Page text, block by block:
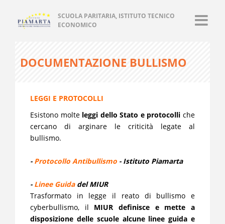
SCUOLA PARITARIA, ISTITUTO TECNICO
ECONOMICO
DOCUMENTAZIONE BULLISMO
LEGGI E PROTOCOLLI
Esistono molte leggi dello Stato e protocolli che
cercano di arginare le criticità legate al
bullismo.
- Protocollo Antibullismo - Istituto Piamarta
- Linee Guidadel MIUR
Trasformato in legge il reato di bullismo e
cyberbullismo, il MIUR definisce e mette a
disposizione delle scuole alcune linee guida e